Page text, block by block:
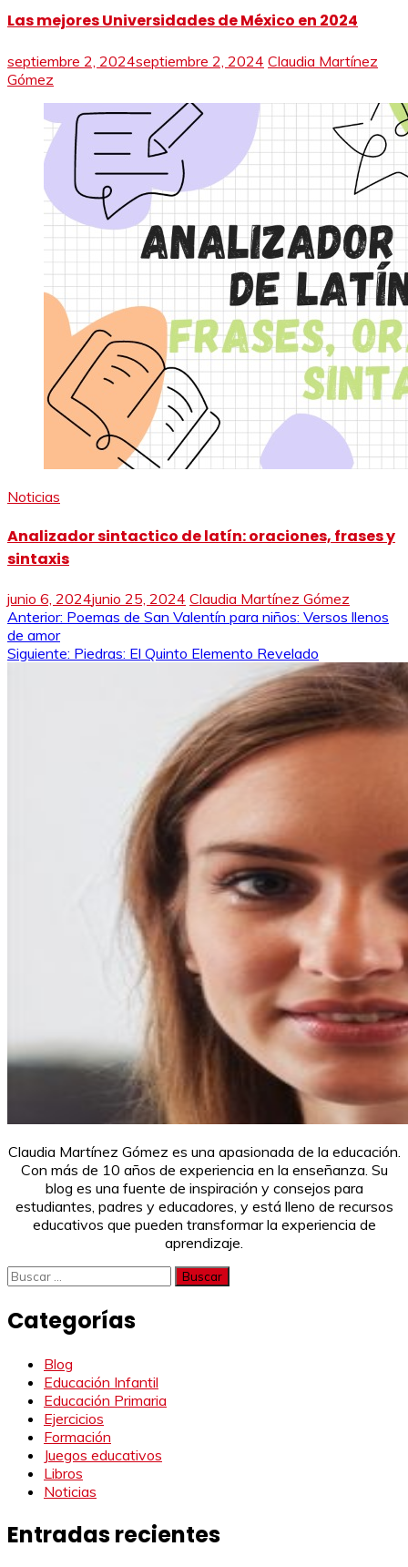
Las mejores Universidades de México en 2024
septiembre 2, 2024septiembre 2, 2024 Claudia Martínez
Gómez
Noticias
Analizador sintactico de latín: oraciones, frases y
sintaxis
junio 6, 2024junio 25, 2024 Claudia Martínez Gómez
Navegación
de
Anterior: Poemas de San Valentín para niños: Versos llenos
de amor
Siguiente: Piedras: El Quinto Elemento Revelado
Claudia Martínez Gómez es una apasionada de la educación.
Con más de 10 años de experiencia en la enseñanza. Su
blog es una fuente de inspiración y consejos para
estudiantes, padres y educadores, y está lleno de recursos
educativos que pueden transformar la experiencia de
aprendizaje.
Buscar:
Categorías
Blog
Educación Infantil
Educación Primaria
Ejercicios
Formación
Juegos educativos
Libros
Noticias
Entradas recientes